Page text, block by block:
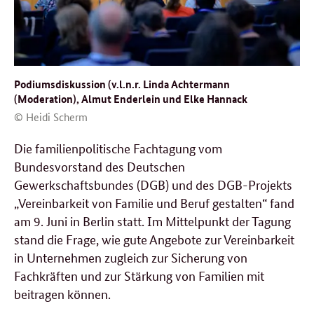
Podiumsdiskussion (v.l.n.r. Linda Achtermann
(Moderation), Almut Enderlein und Elke Hannack
© Heidi Scherm
Die familienpolitische Fachtagung vom
Bundesvorstand des Deutschen
Gewerkschaftsbundes (DGB) und des DGB-Projekts
„Vereinbarkeit von Familie und Beruf gestalten“ fand
am 9. Juni in Berlin statt. Im Mittelpunkt der Tagung
stand die Frage, wie gute Angebote zur Vereinbarkeit
in Unternehmen zugleich zur Sicherung von
Fachkräften und zur Stärkung von Familien mit
beitragen können.